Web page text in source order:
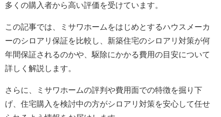
多くの購入者から高い評価を受けています。
この記事では、ミサワホームをはじめとするハウスメーカ
ーのシロアリ保証を比較し、新築住宅のシロアリ対策が何
年間保証されるのかや、駆除にかかる費用の目安について
詳しく解説します。
さらに、ミサワホームの評判や費用面での特徴を掘り下
げ、住宅購入を検討中の方がシロアリ対策を安心して任せ